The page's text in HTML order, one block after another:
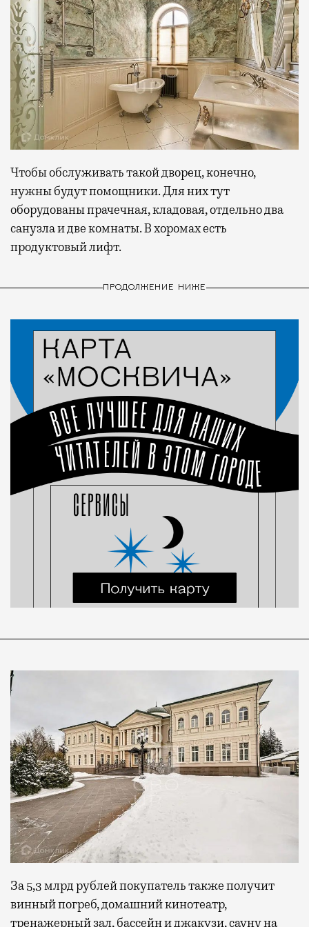
Чтобы обслуживать такой дворец, конечно,
нужны будут помощники. Для них тут
оборудованы прачечная, кладовая, отдельно два
санузла и две комнаты. В хоромах есть
продуктовый лифт.
ПРОДОЛЖЕНИЕ НИЖЕ
За 5,3 млрд рублей покупатель также получит
винный погреб, домашний кинотеатр,
тренажерный зал, бассейн и джакузи, сауну на